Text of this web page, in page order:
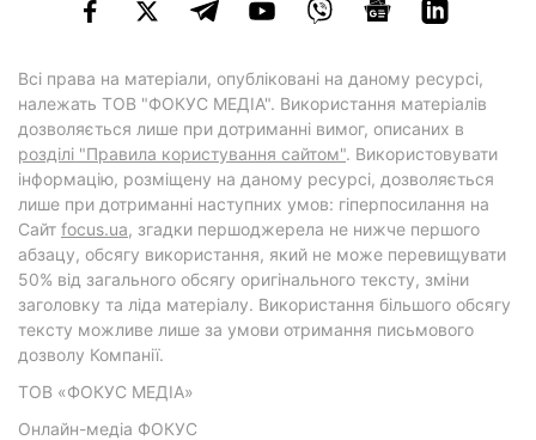
Всі права на матеріали, опубліковані на даному ресурсі,
належать ТОВ "ФОКУС МЕДІА". Використання матеріалів
дозволяється лише при дотриманні вимог, описаних в
розділі "Правила користування сайтом". Використовувати
інформацію, розміщену на даному ресурсі, дозволяється
лише при дотриманні наступних умов: гіперпосилання на
Cайт focus.ua, згадки першоджерела не нижче першого
абзацу, обсягу використання, який не може перевищувати
50% від загального обсягу оригінального тексту, зміни
заголовку та ліда матеріалу. Використання більшого обсягу
тексту можливе лише за умови отримання письмового
дозволу Компанії.
ТОВ «ФОКУС МЕДІА»
Онлайн-медіа ФОКУС